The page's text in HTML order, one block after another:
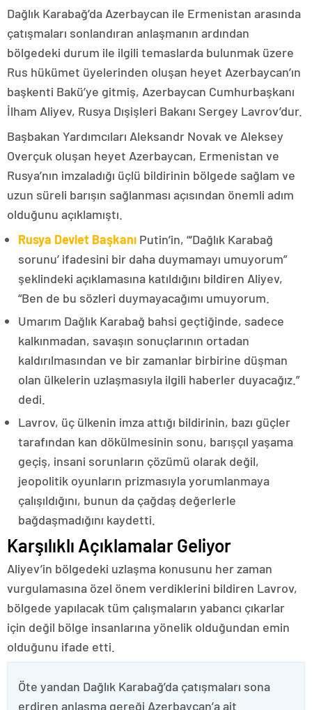
Dağlık Karabağ’da Azerbaycan ile Ermenistan arasında
çatışmaları sonlandıran anlaşmanın ardından
bölgedeki durum ile ilgili temaslarda bulunmak üzere
Rus hükümet üyelerinden oluşan heyet Azerbaycan’ın
başkenti Bakü’ye gitmiş, Azerbaycan Cumhurbaşkanı
İlham Aliyev, Rusya Dışişleri Bakanı Sergey Lavrov’dur.
Başbakan Yardımcıları Aleksandr Novak ve Aleksey
Overçuk oluşan heyet Azerbaycan, Ermenistan ve
Rusya’nın imzaladığı üçlü bildirinin bölgede sağlam ve
uzun süreli barışın sağlanması açısından önemli adım
olduğunu açıklamıştı.
Rusya Devlet Başkanı Putin’in, “‘Dağlık Karabağ
sorunu’ ifadesini bir daha duymamayı umuyorum”
şeklindeki açıklamasına katıldığını bildiren Aliyev,
“Ben de bu sözleri duymayacağımı umuyorum.
Umarım Dağlık Karabağ bahsi geçtiğinde, sadece
kalkınmadan, savaşın sonuçlarının ortadan
kaldırılmasından ve bir zamanlar birbirine düşman
olan ülkelerin uzlaşmasıyla ilgili haberler duyacağız.”
dedi.
Lavrov, üç ülkenin imza attığı bildirinin, bazı güçler
tarafından kan dökülmesinin sonu, barışçıl yaşama
geçiş, insani sorunların çözümü olarak değil,
jeopolitik oyunların prizmasıyla yorumlanmaya
çalışıldığını, bunun da çağdaş değerlerle
bağdaşmadığını kaydetti.
Karşılıklı Açıklamalar Geliyor
Aliyev’in bölgedeki uzlaşma konusunu her zaman
vurgulamasına özel önem verdiklerini bildiren Lavrov,
bölgede yapılacak tüm çalışmaların yabancı çıkarlar
için değil bölge insanlarına yönelik olduğundan emin
olduğunu ifade etti.
Öte yandan Dağlık Karabağ’da çatışmaları sona
erdiren anlaşma gereği Azerbaycan’a ait